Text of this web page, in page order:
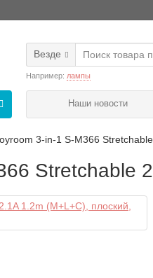
Везде
Например: лампы
Наши новости
3-in-1 S-M366
Stretchable